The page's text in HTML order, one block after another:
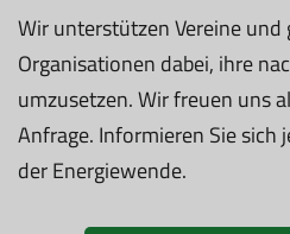
Wir unterstützen Vereine
Organisationen dabei, ihre
umzusetzen. Wir freuen uns
Anfrage. Informieren Sie sich
der Energiewende.